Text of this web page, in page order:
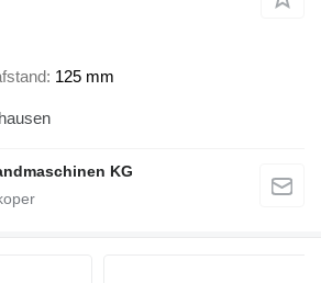
125 mm
KG